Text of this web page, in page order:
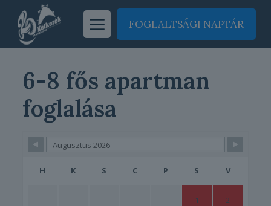
FOGLALTSÁGI NAPTÁR
6-8 fős apartman
foglalása
Skip Booking Form
H K S C P S V
1 2